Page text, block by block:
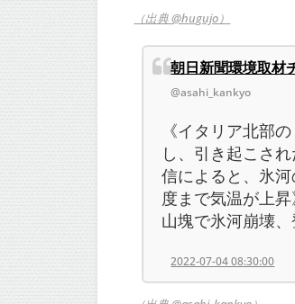
（出典 @hugujo）
朝日新聞環境取材
@asahi_kankyo
《イタリア北部
し、引き起こさ
信によると、氷
度まで気温が上
山塊で氷河崩壊
2022-07-04 08:30:00